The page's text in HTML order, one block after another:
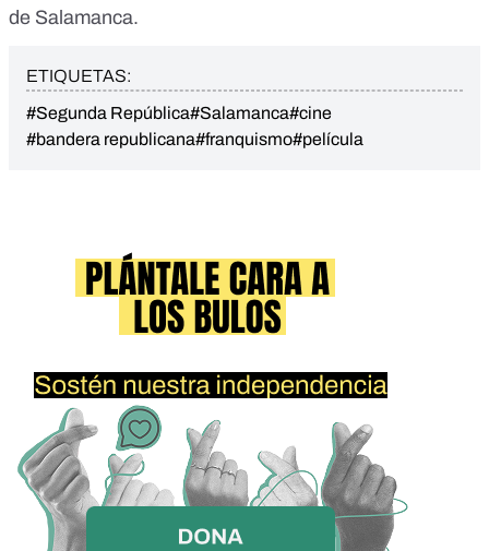
de Salamanca.
ETIQUETAS:
#Segunda República#Salamanca#cine
#bandera republicana#franquismo#película